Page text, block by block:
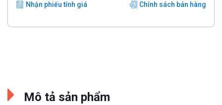
Nhận phiếu tính giá Chính sách bán hàng
Mô tả sản phẩm